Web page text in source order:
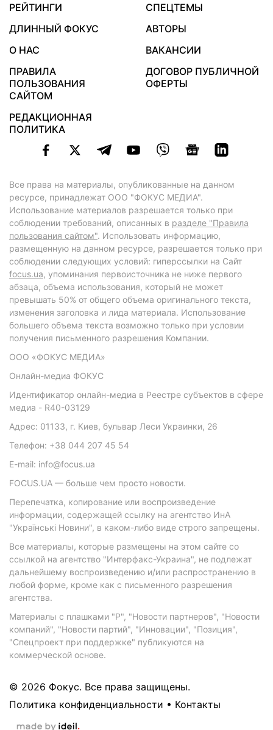
РЕЙТИНГИ
СПЕЦТЕМЫ
ДЛИННЫЙ ФОКУС
АВТОРЫ
О НАС
ВАКАНСИИ
ПРАВИЛА
ПОЛЬЗОВАНИЯ
САЙТОМ
ДОГОВОР ПУБЛИЧНОЙ
ОФЕРТЫ
РЕДАКЦИОННАЯ
ПОЛИТИКА
Все права на материалы, опубликованные на данном
ресурсе, принадлежат ООО "ФОКУС МЕДИА".
Использование материалов разрешается только при
соблюдении требований, описанных в разделе "Правила
пользования сайтом". Использовать информацию,
размещенную на данном ресурсе, разрешается только при
соблюдении следующих условий: гиперссылки на Сайт
focus.ua, упоминания первоисточника не ниже первого
абзаца, объема использования, который не может
превышать 50% от общего объема оригинального текста,
изменения заголовка и лида материала. Использование
большего объема текста возможно только при условии
получения письменного разрешения Компании.
ООО «ФОКУС МЕДИА»
Онлайн-медиа ФОКУС
Идентификатор онлайн-медиа в Реестре субъектов в сфере
медиа - R40-03129
Адрес: 01133, г. Киев, бульвар Леси Украинки, 26
Телефон: +38 044 207 45 54
E-mail: info@focus.ua
FOCUS.UA — больше чем просто новости.
Перепечатка, копирование или воспроизведение
информации, содержащей ссылку на агентство ИнА
"Українські Новини", в каком-либо виде строго запрещены.
Все материалы, которые размещены на этом сайте со
ссылкой на агентство "Интерфакс-Украина", не подлежат
дальнейшему воспроизведению и/или распространению в
любой форме, кроме как с письменного разрешения
агентства.
Материалы с плашками "Р", "Новости партнеров", "Новости
компаний", "Новости партий", "Инновации", "Позиция",
"Спецпроект при поддержке" публикуются на
коммерческой основе.
© 2026 Фокус. Все права защищены.
Политика конфиденциальности • Контакты